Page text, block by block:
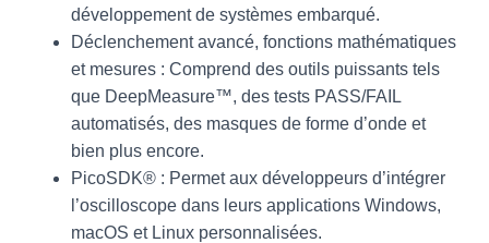
développement de systèmes embarqué.
Déclenchement avancé, fonctions mathématiques
et mesures : Comprend des outils puissants tels
que DeepMeasure™, des tests PASS/FAIL
automatisés, des masques de forme d’onde et
bien plus encore.
PicoSDK® : Permet aux développeurs d’intégrer
l’oscilloscope dans leurs applications Windows,
macOS et Linux personnalisées.